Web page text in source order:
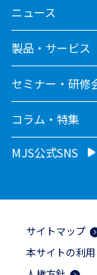
ニュース
製品・サービス
セミナー・研修
コラム・特集
MJS公式SNS
サイトマップ
本サイトの利